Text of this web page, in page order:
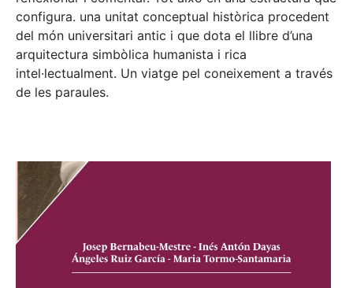
configura. una unitat conceptual històrica procedent
del món universitari antic i que dota el llibre d’una
arquitectura simbòlica humanista i rica
intel·lectualment. Un viatge pel coneixement a través
de les paraules.